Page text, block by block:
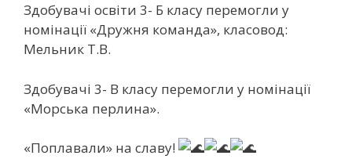
Здобувачі освіти 3- Б класу перемогли у
номінації «Дружня команда», класовод:
Мельник Т.В.
Здобувачі 3- В класу перемогли у номінації
«Морська перлина».
«Поплавали» на славу!